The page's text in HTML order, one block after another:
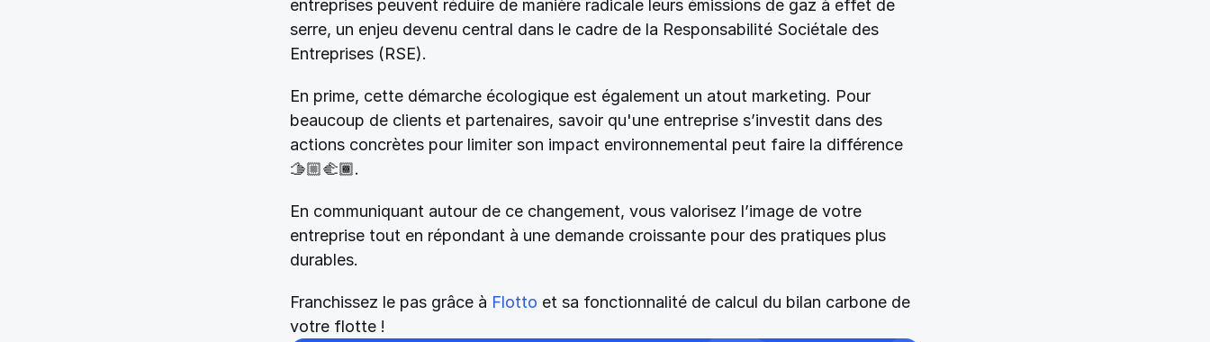
entreprises peuvent réduire de manière radicale leurs émissions de gaz à effet de
serre, un enjeu devenu central dans le cadre de la Responsabilité Sociétale des
Entreprises (RSE).
En prime, cette démarche écologique est également un atout marketing. Pour
beaucoup de clients et partenaires, savoir qu'une entreprise s’investit dans des
actions concrètes pour limiter son impact environnemental peut faire la différence
🫱🏼‍🫲🏾.
En communiquant autour de ce changement, vous valorisez l’image de votre
entreprise tout en répondant à une demande croissante pour des pratiques plus
durables.
Franchissez le pas grâce à Flotto et sa fonctionnalité de calcul du bilan carbone de
votre flotte !